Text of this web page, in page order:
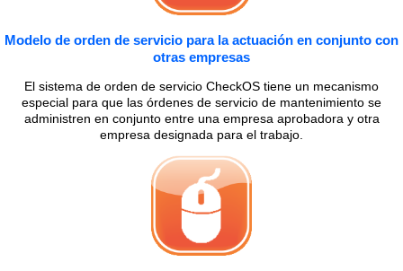
Modelo de orden de servicio para la actuación en conjunto con
otras empresas
El sistema de orden de servicio CheckOS tiene un mecanismo
especial para que las órdenes de servicio de mantenimiento se
administren en conjunto entre una empresa aprobadora y otra
empresa designada para el trabajo.